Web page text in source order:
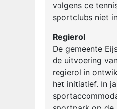
volgens de
sportclubs niet
Regierol
De gemeente
de uitvoering
regierol in
het initiatief. In